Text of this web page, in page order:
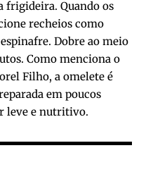
frigideira. Quando os
recheios como
Dobre ao meio
Como menciona o
Filho, a omelete é
em poucos
leve e nutritivo.